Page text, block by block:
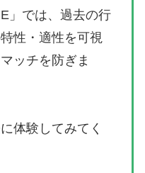
」では、過去の行
性・適性を可視
ッチを防ぎま
体験してみてく